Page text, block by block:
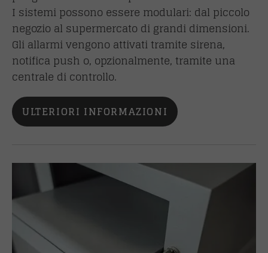
I sistemi possono essere modulari: dal piccolo
negozio al supermercato di grandi dimensioni.
Gli allarmi vengono attivati tramite sirena,
notifica push o, opzionalmente, tramite una
centrale di controllo.
ULTERIORI INFORMAZIONI